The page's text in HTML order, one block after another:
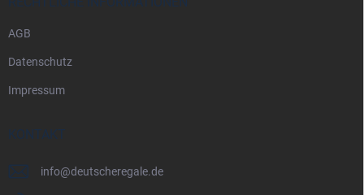
AGB
Datenschutz
Impressum
KONTAKT
info@deutscheregale.de